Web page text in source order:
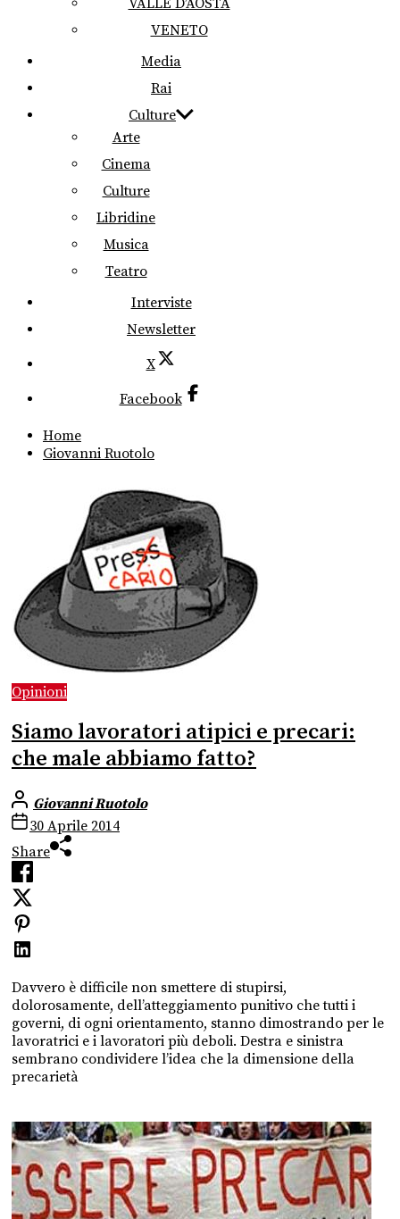
VALLE D’AOSTA
VENETO
Media
Rai
Culture
Arte
Cinema
Culture
Libridine
Musica
Teatro
Interviste
Newsletter
X
Facebook
Home
Giovanni Ruotolo
Opinioni
Siamo lavoratori atipici e precari:
che male abbiamo fatto?
Giovanni Ruotolo
30 Aprile 2014
Share
Davvero è difficile non smettere di stupirsi,
dolorosamente, dell’atteggiamento punitivo che tutti i
governi, di ogni orientamento, stanno dimostrando per le
lavoratrici e i lavoratori più deboli. Destra e sinistra
sembrano condividere l’idea che la dimensione della
precarietà